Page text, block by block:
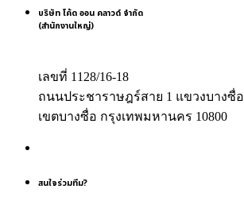
บริษัท โค้ด ออน คลาวด์ จำกัด
(สำนักงานใหญ่)
เลขที่ 1128/16-18
ถนนประชาราษฎร์สาย 1 แขวงบางซื่อ
เขตบางซื่อ กรุงเทพมหานคร 10800
สนใจร่วมทีม?